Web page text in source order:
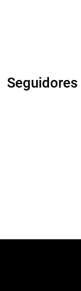
Seguidores